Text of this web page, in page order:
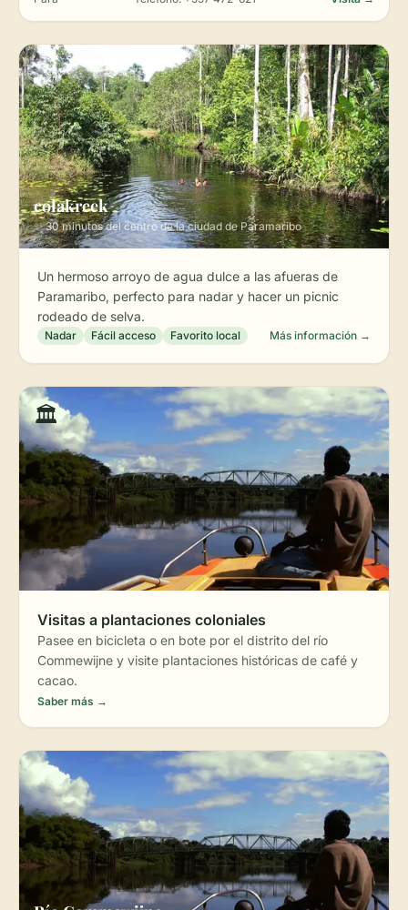
colakreek
✨ 30 minutos del centro de la ciudad de Paramaribo
Un hermoso arroyo de agua dulce a las afueras de
Paramaribo, perfecto para nadar y hacer un picnic
rodeado de selva.
Nadar Fácil acceso Favorito local Más información →
🏛️
Visitas a plantaciones coloniales
Pasee en bicicleta o en bote por el distrito del río
Commewijne y visite plantaciones históricas de café y
cacao.
Saber más →